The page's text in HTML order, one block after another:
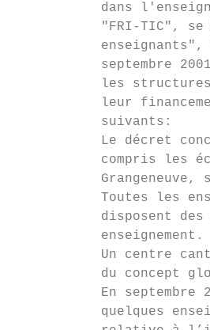
dans
"FRI-TIC",
septembre
les
leur
           suivants:
Le décret
compris les
Grangeneuve,
Toutes les
disposent
           enseignement.
Un centre
du concept
En septembre
quelques